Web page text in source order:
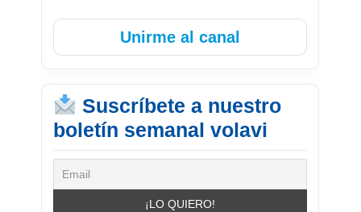
Unirme al canal
Suscríbete a nuestro
boletín semanal volavi